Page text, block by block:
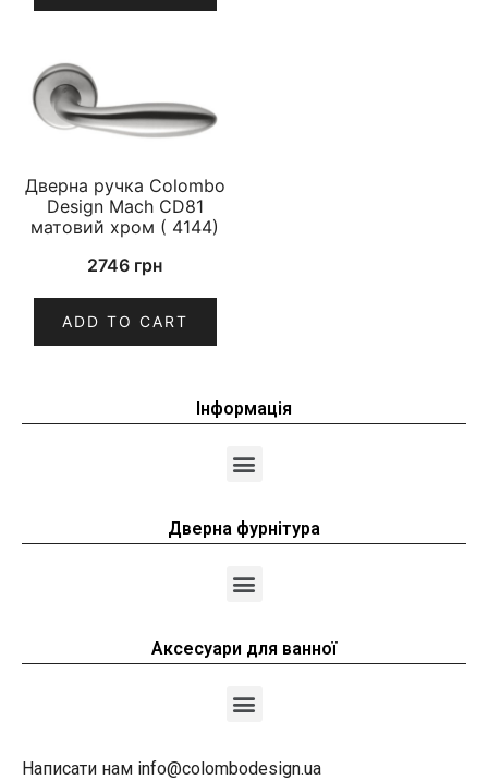
Дверна ручка Colombo
Design Mach CD81
матовий хром ( 4144)
2746 грн
ADD TO CART
Інформація
Дверна фурнітура
Аксесуари для ванної
Написати нам info@colombodesign.ua